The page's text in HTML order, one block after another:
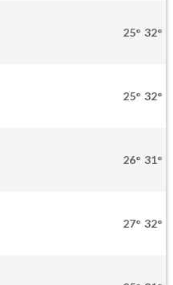
25° 32°
25° 32°
26° 31°
27° 32°